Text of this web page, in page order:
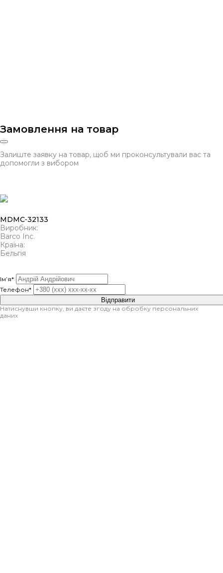
Замовлення на товар
Залиште заявку на товар, щоб ми проконсультували вас та
допомогли з вибором
MDMC‑32133
Виробник:
Barco Inc.
Країна:
Бельгія
Ім’я*
Телефон*
Відправити
Натиснувши кнопку, ви даєте згоду на обробку персональних
даних